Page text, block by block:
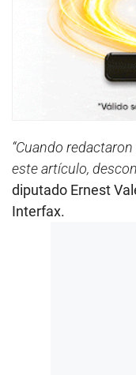
“Cuando
este artículo,
diputado Ernest
Interfax.